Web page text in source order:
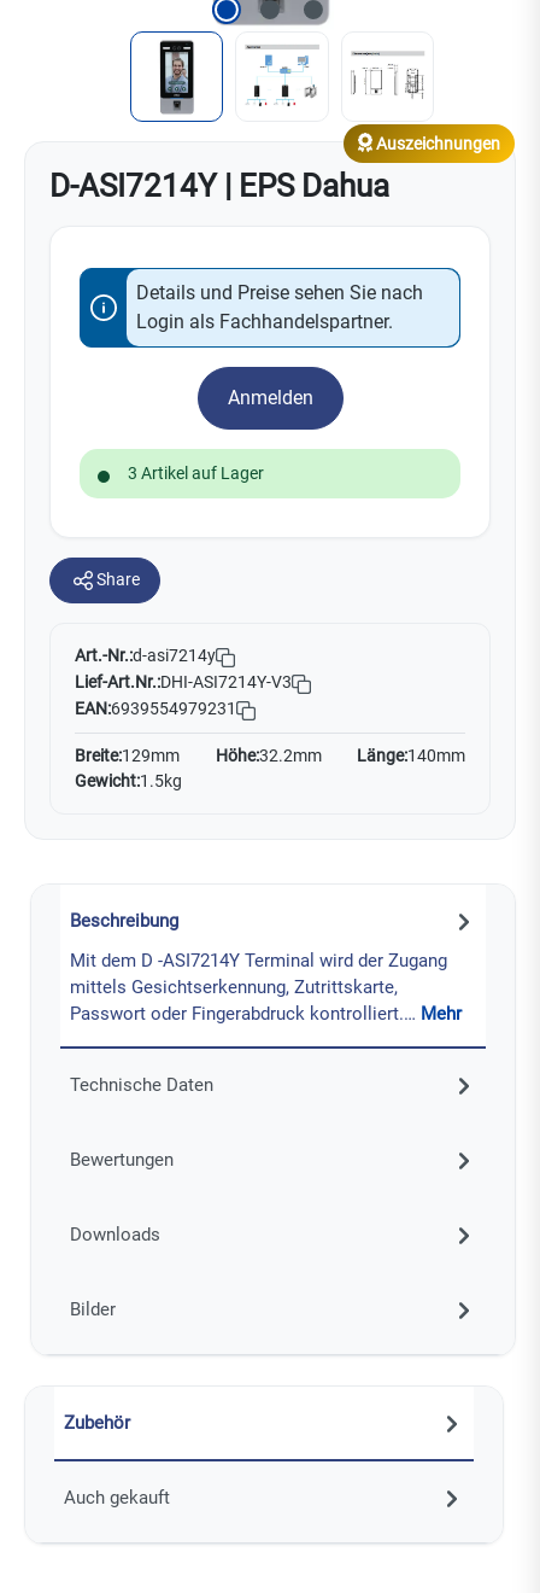
D-ASI7214Y | EPS Dahua
Auszeichnungen
Details und Preise sehen Sie nach
Login als Fachhandelspartner.
Anmelden
3 Artikel auf Lager
Share
Art.-Nr.:d-asi7214y
Lief-Art.Nr.:DHI-ASI7214Y-V3
EAN:6939554979231
Breite:129mm Höhe:32.2mm Länge:140mm
Gewicht:1.5kg
Beschreibung
Mit dem D -ASI7214Y Terminal wird der Zugang
mittels Gesichtserkennung, Zutrittskarte,
Passwort oder Fingerabdruck kontrolliert.… Mehr
Technische Daten
Bewertungen
Downloads
Bilder
Zubehör
Auch gekauft